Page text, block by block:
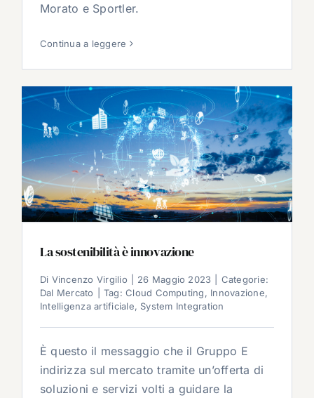
Morato e Sportler.
Continua a leggere
La sostenibilità è innovazione
Di Vincenzo Virgilio 26 Maggio 2023
Categorie:
Dal Mercato
Tag:Cloud Computing, Innovazione,
Intelligenza artificiale, System Integration
È questo il messaggio che il Gruppo E
indirizza sul mercato tramite un’offerta di
soluzioni e servizi volti a guidare la